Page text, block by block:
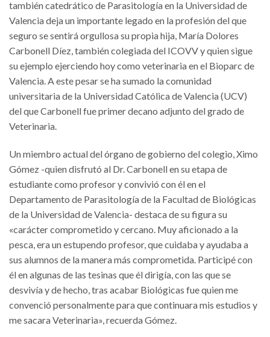
también catedrático de Parasitología en la Universidad de
Valencia deja un importante legado en la profesión del que
seguro se sentirá orgullosa su propia hija, María Dolores
Carbonell Díez, también colegiada del ICOVV y quien sigue
su ejemplo ejerciendo hoy como veterinaria en el Bioparc de
Valencia. A este pesar se ha sumado la comunidad
universitaria de la Universidad Católica de Valencia (UCV)
del que Carbonell fue primer decano adjunto del grado de
Veterinaria.
Un miembro actual del órgano de gobierno del colegio, Ximo
Gómez -quien disfrutó al Dr. Carbonell en su etapa de
estudiante como profesor y convivió con él en el
Departamento de Parasitología de la Facultad de Biológicas
de la Universidad de Valencia- destaca de su figura su
«carácter comprometido y cercano. Muy aficionado a la
pesca, era un estupendo profesor, que cuidaba y ayudaba a
sus alumnos de la manera más comprometida. Participé con
él en algunas de las tesinas que él dirigía, con las que se
desvivía y de hecho, tras acabar Biológicas fue quien me
convenció personalmente para que continuara mis estudios y
me sacara Veterinaria», recuerda Gómez.